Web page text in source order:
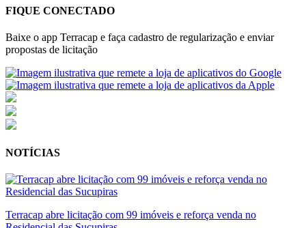
FIQUE CONECTADO
Baixe o app Terracap e faça cadastro de regularização e enviar
propostas de licitação
NOTÍCIAS
Terracap abre licitação com 99 imóveis e reforça venda no